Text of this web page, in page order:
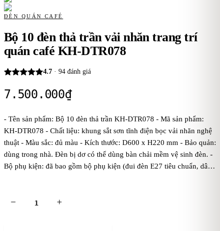
ĐÈN QUÁN CAFÉ
Bộ 10 đèn thả trần vải nhăn trang trí
quán café KH-DTR078
4.7 · 94 đánh giá
7.500.000₫
- Tên sản phẩm: Bộ 10 đèn thả trần KH-DTR078 - Mã sản phẩm:
KH-DTR078 - Chất liệu: khung sắt sơn tĩnh điện bọc vải nhăn nghệ
thuật - Màu sắc: đủ màu - Kích thước: D600 x H220 mm - Bảo quản:
dùng trong nhà. Đèn bị dơ có thể dùng bàn chải mềm vệ sinh đèn. -
Bộ phụ kiện: đã bao gồm bộ phụ kiện (đui đèn E27 tiêu chuẩn, dây
Điện áp: dòng điện 220V - Mẹo vặt: cách treo đèn thả trần